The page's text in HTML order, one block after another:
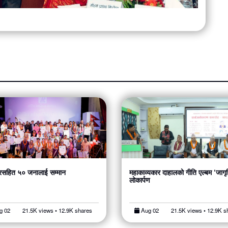
५० जनालाई सम्मान
02 21.5K views • 12.9K shares
महाकाव्यकार दाहालको गीति एल्बम
लोकार्पण
Aug 02 21.5K views • 12.9K